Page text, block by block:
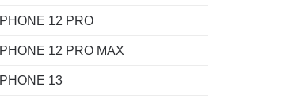
IPHONE 12 PRO
IPHONE 12 PRO MAX
IPHONE 13